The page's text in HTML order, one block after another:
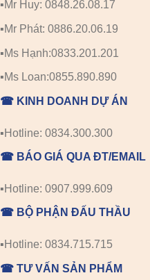
▪️Mr Huy: 0848.26.08.17
▪️Mr Phát: 0886.20.06.19
▪️Ms Hạnh:0833.201.201
▪️Ms Loan:0855.890.890
☎ KINH DOANH DỰ ÁN
▪️Hotline: 0834.300.300
☎ BÁO GIÁ QUA ĐT/EMAIL
▪️Hotline: 0907.999.609
☎ BỘ PHẬN ĐẤU THẦU
▪️Hotline: 0834.715.715
☎ TƯ VẤN SẢN PHẨM